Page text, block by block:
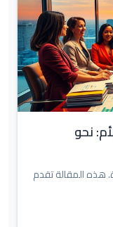
نحو
هذه المقالة تقدم